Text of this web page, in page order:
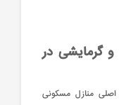
گرمایشی در
منازل مسکونی